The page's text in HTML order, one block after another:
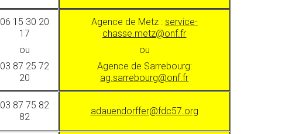
06 15 30 20
17
ou
03 87 25 72
20
Agence de Metz : service-
chasse.metz@onf.fr
ou
Agence de Sarrebourg:
ag.sarrebourg@onf.fr
03 87 75 82
82
adauendorffer@fdc57.org